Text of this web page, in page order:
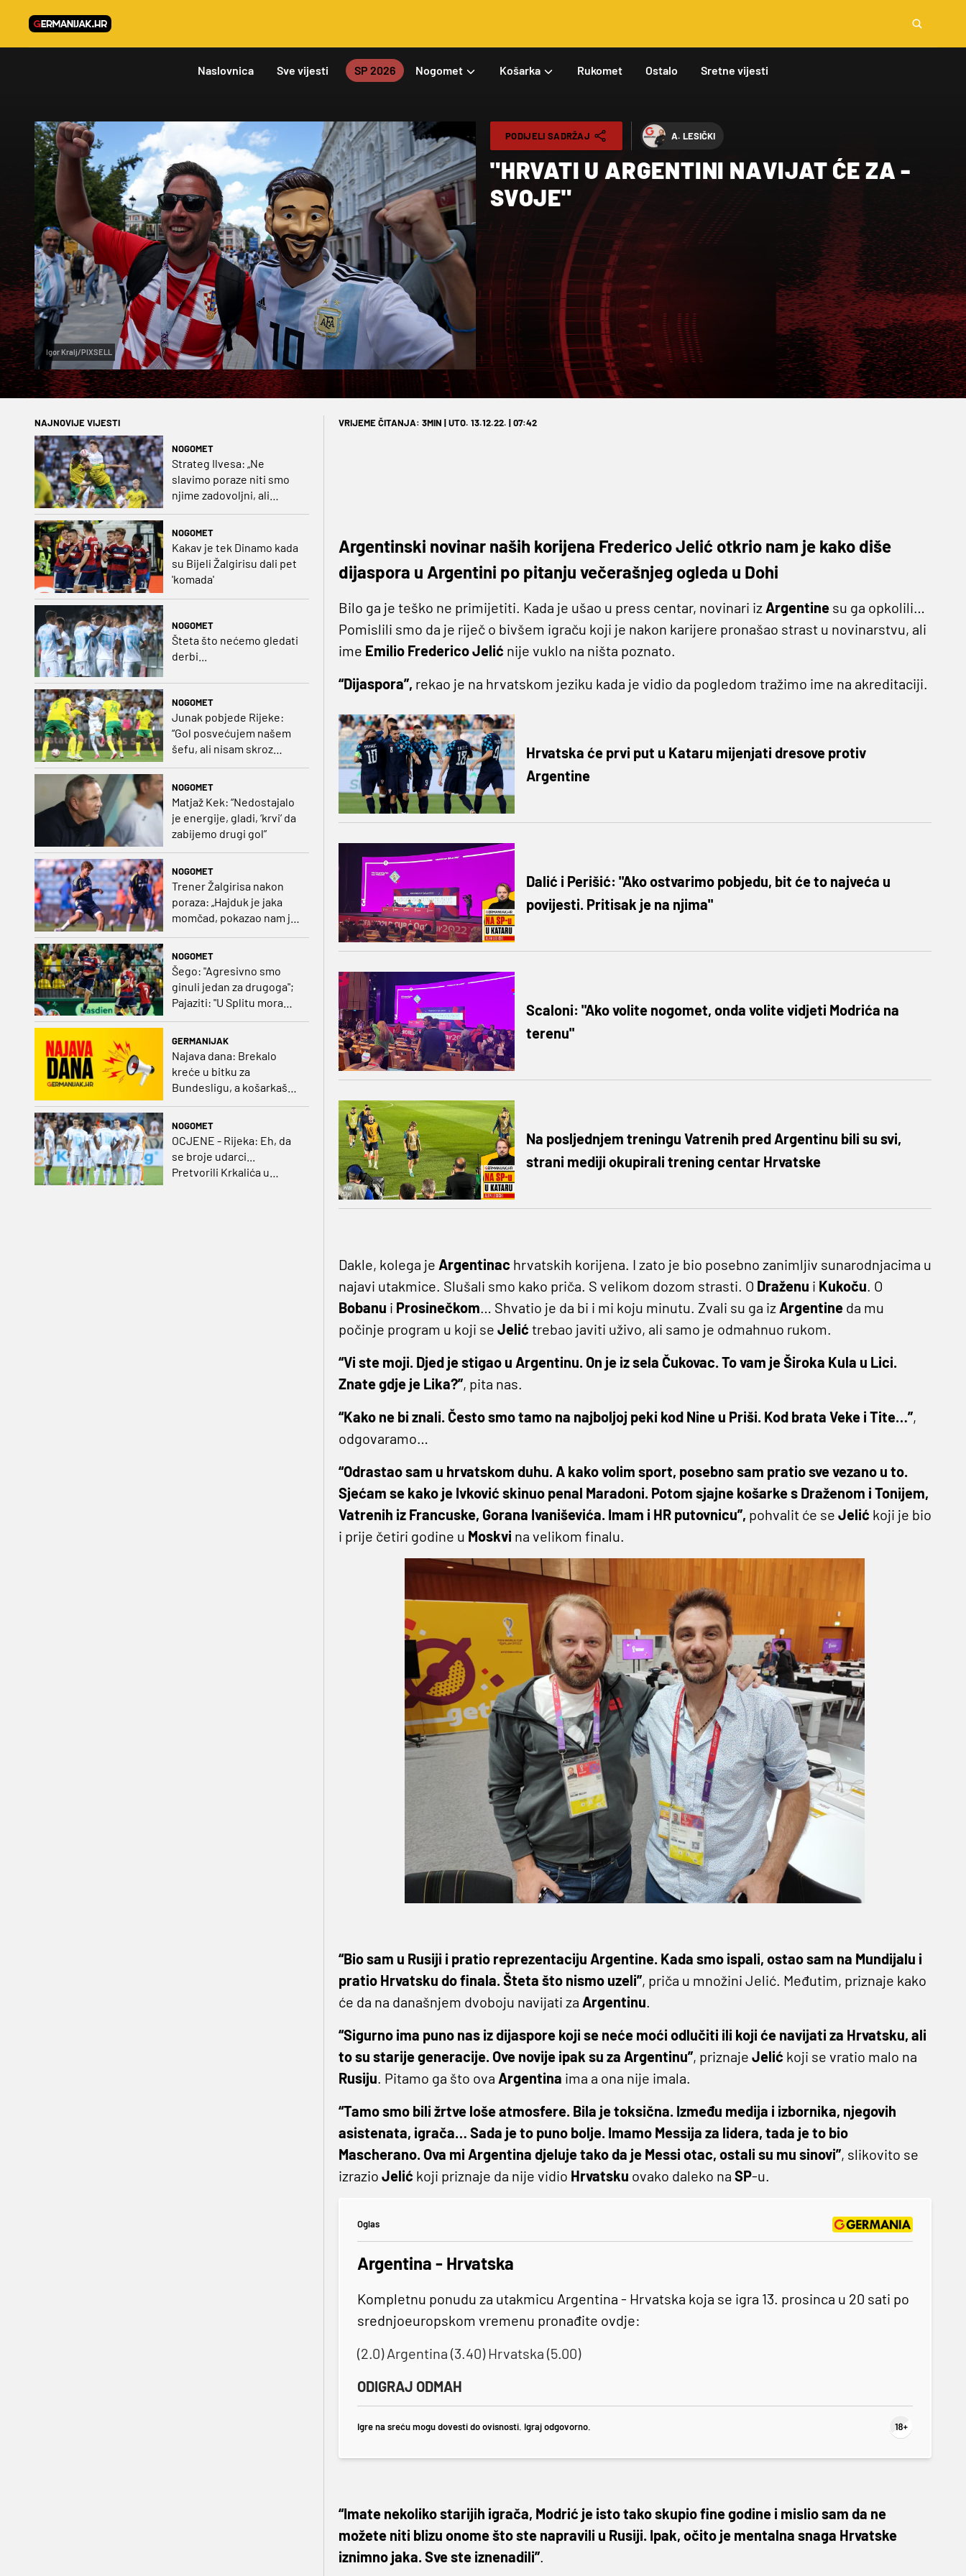
Naslovnica Sve vijesti SP 2026 Nogomet Košarka Rukomet Ostalo Sretne vijesti
Igor Kralj/PIXSELL
PODIJELI SADRŽAJ A. LESIČKI
"HRVATI U ARGENTINI NAVIJAT ĆE ZA -
SVOJE"
NAJNOVIJE VIJESTI
NOGOMET
Strateg Ilvesa: „Ne
slavimo poraze niti smo
njime zadovoljni, ali
NOGOMET
Kakav je tek Dinamo kada
su Bijeli Žalgirisu dali pet
'komada'
NOGOMET
Šteta što nećemo gledati
derbi...
NOGOMET
Junak pobjede Rijeke:
“Gol posvećujem našem
šefu, ali nisam skroz
zadovoljan, trebali smo
razlike”
NOGOMET
Matjaž Kek: “Nedostajalo
je energije, gladi, ‘krvi’ da
zabijemo drugi gol”
NOGOMET
Trener Žalgirisa nakon
poraza: „Hajduk je jaka
momčad, pokazao nam je
NOGOMET
Šego: "Agresivno smo
ginuli jedan za drugoga";
Pajaziti: "U Splitu moramo
dovršiti posao"
GERMANIJAK
Najava dana: Brekalo
kreće u bitku za
Bundesligu, a košarkaški
NOGOMET
OCJENE - Rijeka: Eh, da
se broje udarci...
Pretvorili Krkalića u
VRIJEME ČITANJA: 3MIN | UTO. 13.12.22. | 07:42
Argentinski novinar naših korijena Frederico Jelić otkrio nam je kako diše
dijaspora u Argentini po pitanju večerašnjeg ogleda u Dohi
Bilo ga je teško ne primijetiti. Kada je ušao u press centar, novinari iz Argentinesu ga opkolili…
Pomislili smo da je riječ o bivšem igraču koji je nakon karijere pronašao strast u novinarstvu, ali
ime Emilio FredericoJelić nije vuklo na ništa poznato.
“Dijaspora”, rekao je na hrvatskom jeziku kada je vidio da pogledom tražimo ime na akreditaciji.
Hrvatska će prvi put u Kataru mijenjati dresove protiv
Argentine
Dalić i Perišić: "Ako ostvarimo pobjedu, bit će to najveća u
povijesti. Pritisak je na njima"
Scaloni: "Ako volite nogomet, onda volite vidjeti Modrića na
terenu"
Na posljednjem treningu Vatrenih pred Argentinu bili su svi,
strani mediji okupirali trening centar Hrvatske
Dakle, kolega je Argentinac hrvatskih korijena. I zato je bio posebno zanimljiv sunarodnjacima u
najavi utakmice. Slušali smo kako priča. S velikom dozom strasti. O Draženu i Kukoču. O
Bobanu i Prosinečkom… Shvatio je da bi i mi koju minutu. Zvali su ga iz Argentineda mu
počinje program u koji se Jelić trebao javiti uživo, ali samo je odmahnuo rukom.
“Vi ste moji. Djed je stigao u Argentinu. On je iz sela Čukovac. To vam je Široka Kula u Lici.
Znate gdje je Lika?”, pita nas.
“Kako ne bi znali. Često smo tamo na najboljoj peki kod Nine u Priši. Kod brata Veke i Tite…”,
odgovaramo…
“Odrastao sam u hrvatskom duhu. A kako volim sport, posebno sam pratio sve vezano u to.
Sjećam se kako je Ivković skinuo penal Maradoni. Potom sjajne košarke s Draženom i Tonijem,
Vatrenih iz Francuske, Gorana Ivaniševića. Imam i HR putovnicu”, pohvalit će se Jelić koji je bio
i prije četiri godine u Moskvi na velikom finalu.
“Bio sam u Rusiji i pratio reprezentaciju Argentine. Kada smo ispali, ostao sam na Mundijalu i
pratio Hrvatsku do finala. Šteta što nismo uzeli”, priča u množini Jelić. Međutim, priznaje kako
će da na današnjem dvoboju navijati za Argentinu.
“Sigurno ima puno nas iz dijaspore koji se neće moći odlučiti ili koji će navijati za Hrvatsku, ali
to su starije generacije. Ove novije ipak su za Argentinu”, priznaje Jelić koji se vratio malo na
Rusiju. Pitamo ga što ova Argentina ima a ona nije imala.
“Tamo smo bili žrtve loše atmosfere. Bila je toksična. Između medija i izbornika, njegovih
asistenata, igrača… Sada je to puno bolje. Imamo Messija za lidera, tada je to bio
Mascherano. Ova mi Argentina djeluje tako da je Messi otac, ostali su mu sinovi”, slikovito se
izrazio Jelić koji priznaje da nije vidio Hrvatsku ovako daleko na SP-u.
Oglas
Argentina - Hrvatska
Kompletnu ponudu za utakmicu Argentina - Hrvatska koja se igra 13. prosinca u 20 sati po
srednjoeuropskom vremenu pronađite ovdje:
(2.0) Argentina (3.40) Hrvatska (5.00)
ODIGRAJ ODMAH
Igre na sreću mogu dovesti do ovisnosti. Igraj odgovorno.
“Imate nekoliko starijih igrača, Modrić je isto tako skupio fine godine i mislio sam da ne
možete niti blizu onome što ste napravili u Rusiji. Ipak, očito je mentalna snaga Hrvatske
iznimno jaka. Sve ste iznenadili”.